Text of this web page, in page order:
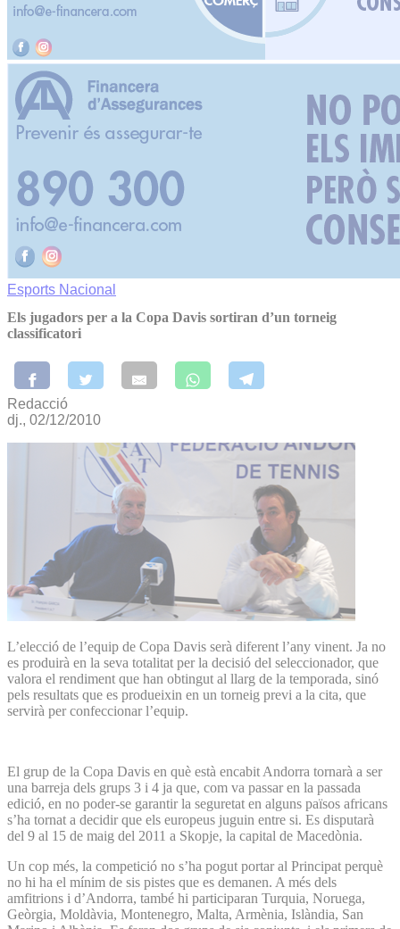
Esports Nacional
Els jugadors per a la Copa Davis sortiran d’un torneig
classificatori
Redacció
dj., 02/12/2010
L’elecció de l’equip de Copa Davis serà diferent l’any vinent. Ja no
es produirà en la seva totalitat per la decisió del seleccionador, que
valora el rendiment que han obtingut al llarg de la temporada, sinó
pels resultats que es produeixin en un torneig previ a la cita, que
servirà per confeccionar l’equip.
El grup de la Copa Davis en què està encabit Andorra tornarà a ser
una barreja dels grups 3 i 4 ja que, com va passar en la passada
edició, en no poder-se garantir la seguretat en alguns països africans
s’ha tornat a decidir que els europeus juguin entre si. Es disputarà
del 9 al 15 de maig del 2011 a Skopje, la capital de Macedònia.
Un cop més, la competició no s’ha pogut portar al Principat perquè
no hi ha el mínim de sis pistes que es demanen. A més dels
amfitrions i d’Andorra, també hi participaran Turquia, Noruega,
Geòrgia, Moldàvia, Montenegro, Malta, Armènia, Islàndia, San